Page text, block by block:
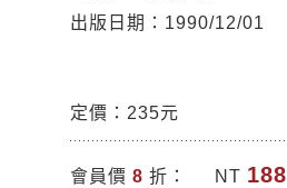
出版日期：1990/12/01
定價：235元
會員價 8 折： NT 188